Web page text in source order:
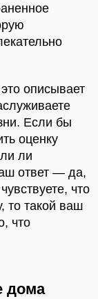
описывает
Если бы
оценку
ли
ответ — да,
что
то такой ваш
что
дома